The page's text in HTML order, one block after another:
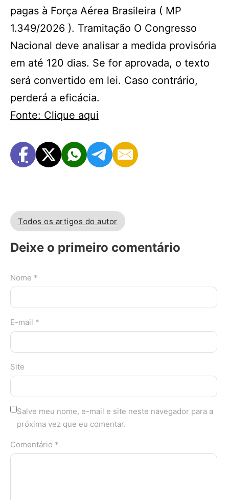
pagas à Força Aérea Brasileira ( MP
1.349/2026 ). Tramitação O Congresso
Nacional deve analisar a medida provisória
em até 120 dias. Se for aprovada, o texto
será convertido em lei. Caso contrário,
perderá a eficácia.
Fonte: Clique aqui
Todos os artigos do autor
Deixe o primeiro comentário
Nome *
E-mail *
Site
Salve meu nome, e-mail e site neste navegador para a
próxima vez que eu comentar.
Comentário *